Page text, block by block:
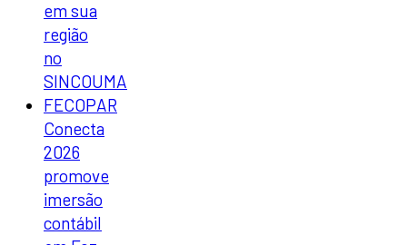
em sua
região
no
SINCOUMA
FECOPAR
Conecta
2026
promove
imersão
contábil